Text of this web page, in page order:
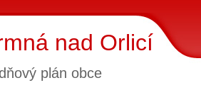
nad Orlicí
plán obce